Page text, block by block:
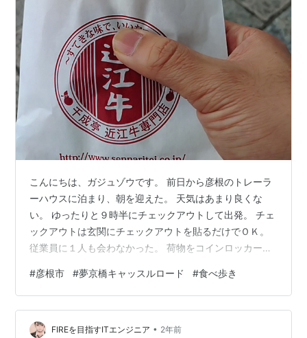
こんにちは、ガジュゾウです。 前日から彦根のトレーラ
ーハウスに泊まり、朝を迎えた。 天気はあまり良くな
い。 ゆったりと９時半にチェックアウトして出発。 チェ
ックアウトは玄関にチェックアウトを貼るだけでＯＫ。
従業員に１人も会わなかった。 荷物をコインロッカーに
#彦根市 #夢京橋キャッスルロード #食べ歩き
FIREを目指すITエンジニア • 2年前